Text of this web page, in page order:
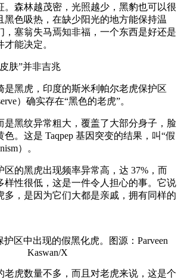
。森林越茂密，光照越少，黑豹也可以很
黑色吸热，在缺少阳光的地方能保持温
，塞翁失马焉知非福，一个东西是好还是
能决定。
肤”并非吉兆
是黑虎，印度的斯米利帕尔老虎保护区
）确实存在“黑色的老虎”。
是黑纹异常粗大，覆盖了大部分身子，脸
。这是 Taqpep 基因突变的结果，叫“假
）。
区的黑虎出现频率异常高，达 37%，而
样性很低，这是一件令人担心的事。它说
多，是因为它们大都是亲戚，拥有同样的
区中出现的假黑化虎。图源：Parveen
Kaswan/X
老虎数量不多，而且对老虎来说，这是个